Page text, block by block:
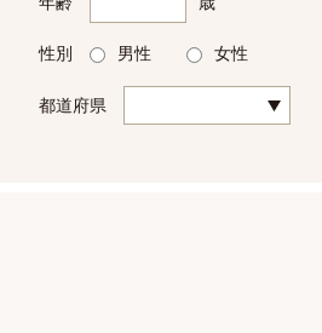
性別 男性 女性
都道府県